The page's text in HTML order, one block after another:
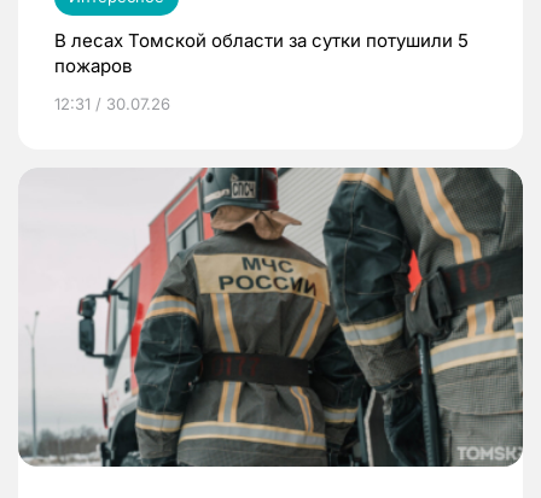
В лесах Томской области за сутки потушили 5
пожаров
12:31 / 30.07.26